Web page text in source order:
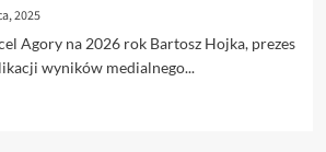
2025
Agory na 2026 rok Bartosz Hojka, prezes
wyników medialnego...